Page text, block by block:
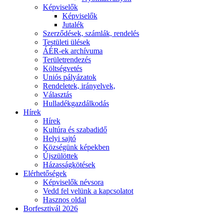
Képviselők
Képviselők
Jutalék
Szerződések, számlák, rendelés
Testületi ülések
ÁÉR-ek archívuma
Területrendezés
Költségvetés
Uniós pályázatok
Rendeletek, irányelvek,
Választás
Hulladékgazdálkodás
Hírek
Hírek
Kultúra és szabadidő
Helyi sajtó
Községünk képekben
Újszülöttek
Házasságkötések
Elérhetőségek
Képviselők névsora
Vedd fel velünk a kapcsolatot
Hasznos oldal
Borfesztivál 2026